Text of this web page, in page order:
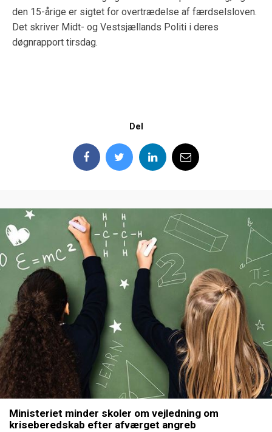
den 15-årige er sigtet for overtrædelse af færdselsloven.
Det skriver Midt- og Vestsjællands Politi i deres
døgnrapport tirsdag.
Del
Ministeriet minder skoler om vejledning om
kriseberedskab efter afværget angreb